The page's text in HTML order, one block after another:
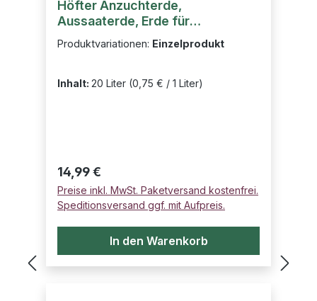
Höfter Anzuchterde,
Aussaaterde, Erde für
Jungpflanzen und Kräuter 20l
Produktvariationen: Einzelprodukt
Inhalt: 20 Liter (0,75 € / 1 Liter)
Regulärer Preis:
14,99 €
Preise inkl. MwSt. Paketversand kostenfrei.
Speditionsversand ggf. mit Aufpreis.
In den Warenkorb